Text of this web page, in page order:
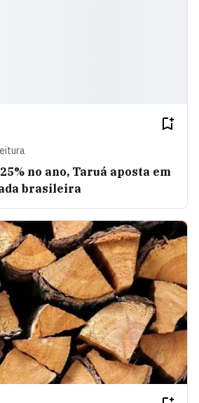
no ano, Taruá aposta em
brasileira